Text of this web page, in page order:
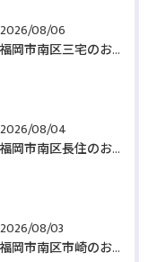
2026/08/06
【福岡市南区三宅のお客様より貴金属をお買取】
2026/08/04
【福岡市南区長住のお客様よりブランド品をお買取】
2026/08/03
【福岡市南区市崎のお客様よりブランド品をお買取】